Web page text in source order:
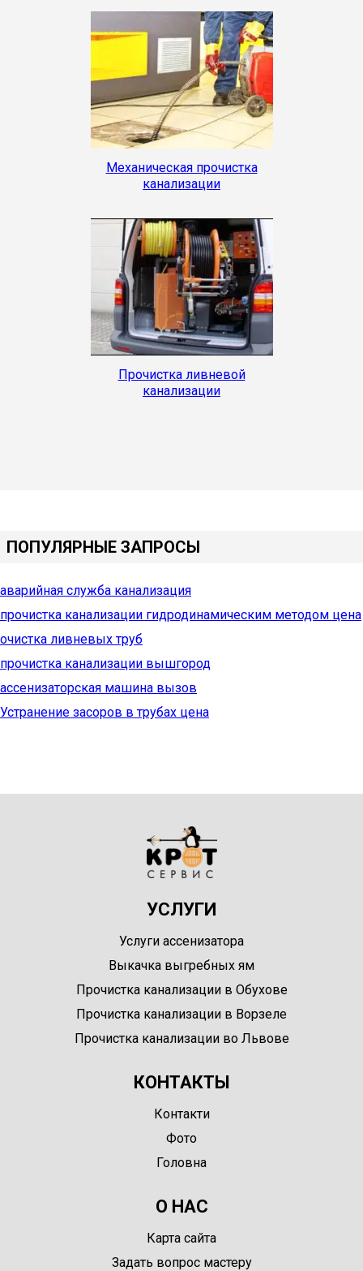
Механическая прочистка
канализации
Прочистка ливневой
канализации
ПОПУЛЯРНЫЕ ЗАПРОСЫ
аварийная служба канализация
прочистка канализации гидродинамическим методом цена
очистка ливневых труб
прочистка канализации вышгород
ассенизаторская машина вызов
Устранение засоров в трубах цена
УСЛУГИ
Услуги ассенизатора
Выкачка выгребных ям
Прочистка канализации в Обухове
Прочистка канализации в Ворзеле
Прочистка канализации во Львове
КОНТАКТЫ
Контакти
Фото
Головна
О НАС
Карта сайта
Задать вопрос мастеру